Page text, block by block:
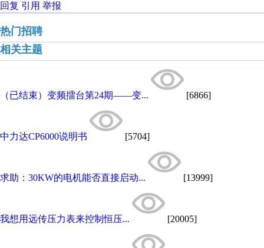
回复 引用 举报
热门招聘
相关主题
（已结束）变频擂台第24期——变... [6866]
中力达CP6000说明书 [5704]
求助：30KW的电机能否直接启动... [13999]
我想用远传压力表来控制恒压... [20005]